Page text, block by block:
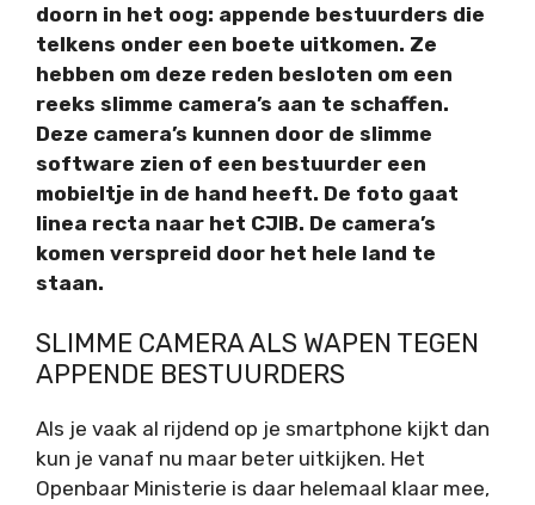
doorn in het oog: appende bestuurders die
telkens onder een boete uitkomen. Ze
hebben om deze reden besloten om een
reeks slimme camera’s aan te schaffen.
Deze camera’s kunnen door de slimme
software zien of een bestuurder een
mobieltje in de hand heeft. De foto gaat
linea recta naar het CJIB. De camera’s
komen verspreid door het hele land te
staan.
SLIMME CAMERA ALS WAPEN TEGEN
APPENDE BESTUURDERS
Als je vaak al rijdend op je smartphone kijkt dan
kun je vanaf nu maar beter uitkijken. Het
Openbaar Ministerie is daar helemaal klaar mee,